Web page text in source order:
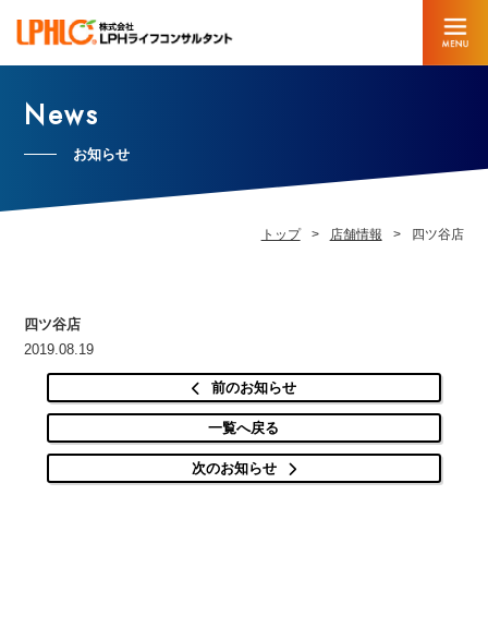
News
お知らせ
トップ 店舗情報 四ツ谷店
四ツ谷店
2019.08.19
前のお知らせ
一覧へ戻る
次のお知らせ